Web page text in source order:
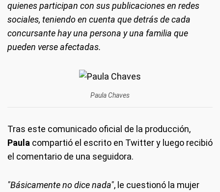
quienes participan con sus publicaciones en redes
sociales, teniendo en cuenta que detrás de cada
concursante hay una persona y una familia que
pueden verse afectadas.
Paula Chaves
Tras este comunicado oficial de la producción,
Paula compartió el escrito en Twitter y luego recibió
el comentario de una seguidora.
"Básicamente no dice nada", le cuestionó la mujer